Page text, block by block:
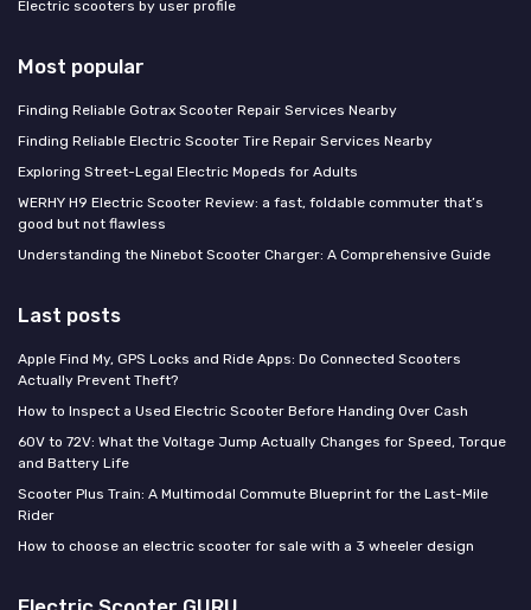
Electric scooters by user profile
Most popular
Finding Reliable Gotrax Scooter Repair Services Nearby
Finding Reliable Electric Scooter Tire Repair Services Nearby
Exploring Street-Legal Electric Mopeds for Adults
WERHY H9 Electric Scooter Review: a fast, foldable commuter that’s
good but not flawless
Understanding the Ninebot Scooter Charger: A Comprehensive Guide
Last posts
Apple Find My, GPS Locks and Ride Apps: Do Connected Scooters
Actually Prevent Theft?
How to Inspect a Used Electric Scooter Before Handing Over Cash
60V to 72V: What the Voltage Jump Actually Changes for Speed, Torque
and Battery Life
Scooter Plus Train: A Multimodal Commute Blueprint for the Last-Mile
Rider
How to choose an electric scooter for sale with a 3 wheeler design